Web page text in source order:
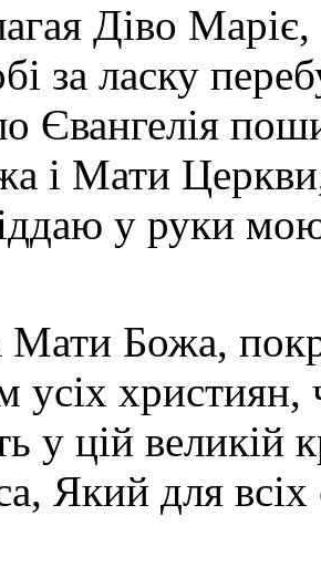
Діво
за ласку
Євангелія
і Мати
у руки
Мати Божа,
християн,
у цій великій
Який для